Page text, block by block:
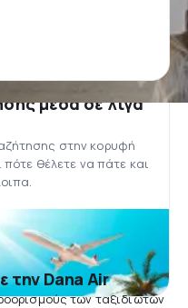
μέσα σε λίγα
στην κορυφή
θέλετε να πάτε και
την Dana Air
των ταξιδιωτών